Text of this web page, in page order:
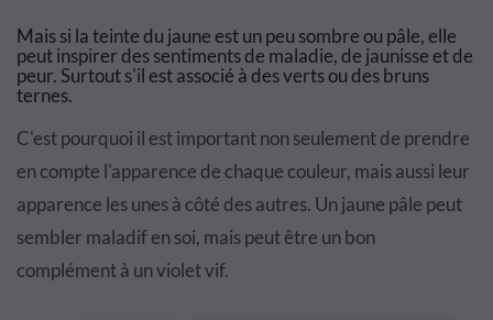
Mais si la teinte du jaune est un peu sombre ou pâle, elle
peut inspirer des sentiments de maladie, de jaunisse et de
peur. Surtout s'il est associé à des verts ou des bruns
ternes.
C'est pourquoi il est important non seulement de prendre
en compte l'apparence de chaque couleur, mais aussi leur
apparence les unes à côté des autres. Un jaune pâle peut
sembler maladif en soi, mais peut être un bon
complément à un violet vif.